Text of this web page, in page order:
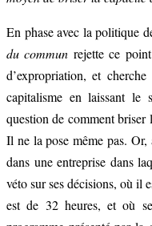
En phase avec la politique
du commun rejette ce
d’expropriation, et
capitalisme en laissant
question de comment briser
Il ne la pose même pas. Or,
dans une entreprise dans
véto sur ses décisions, où il
est de 32 heures, et où